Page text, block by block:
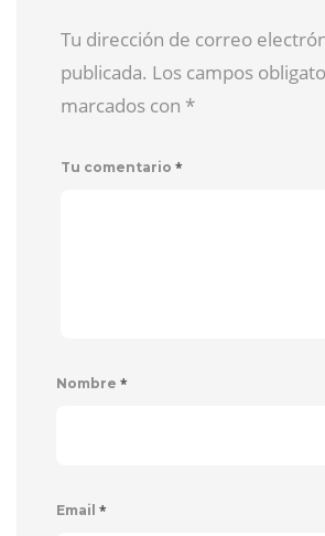
Tu dirección de correo
publicada. Los campos
marcados con *
Tu comentario *
Nombre *
Email *